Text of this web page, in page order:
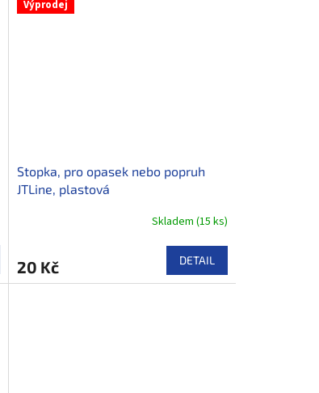
Výprodej
Stopka, pro opasek nebo popruh
JTLine, plastová
Skladem (15 ks)
20 Kč DETAIL